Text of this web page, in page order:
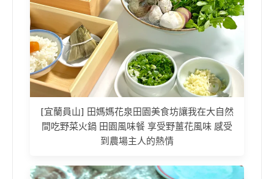
[宜蘭員山] 田媽媽花泉田園美食坊讓我在大自然
間吃野菜火鍋 田園風味餐 享受野薑花風味 感受
到農場主人的熱情